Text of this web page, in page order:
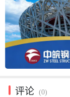
评论 (0)